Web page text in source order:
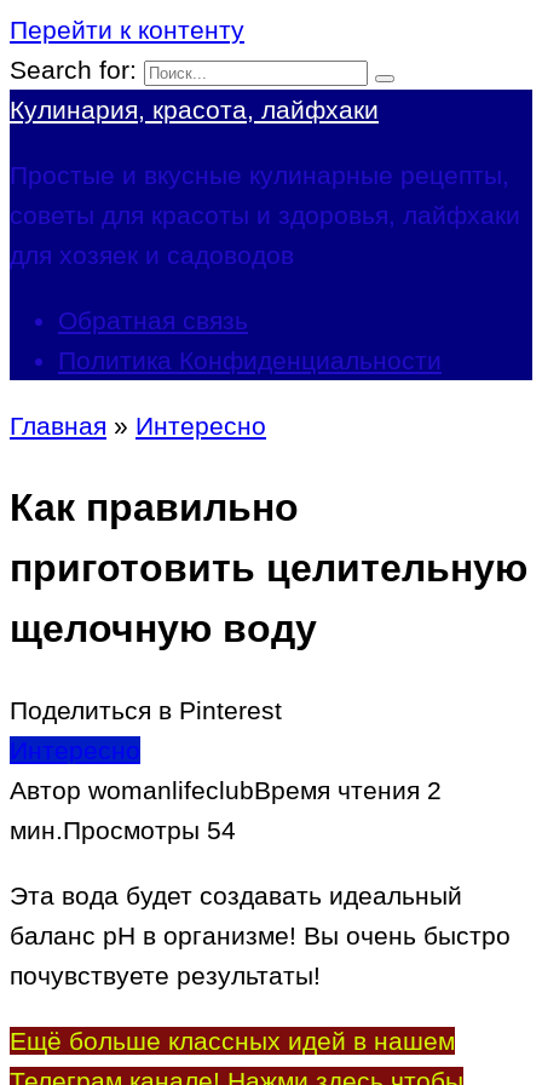
Перейти к контенту
Search for:
Кулинария, красота, лайфхаки
Простые и вкусные кулинарные рецепты,
советы для красоты и здоровья, лайфхаки
для хозяек и садоводов
Обратная связь
Политика Конфиденциальности
Главная » Интересно
Как правильно
приготовить целительную
щелочную воду
Поделиться в Pinterest
Интересно
Автор womanlifeclubВремя чтения 2
мин.Просмотры 54
Эта вода будет создавать идеальный
баланс рН в организме! Вы очень быстро
почувствуете результаты!
Ещё больше классных идей в нашем